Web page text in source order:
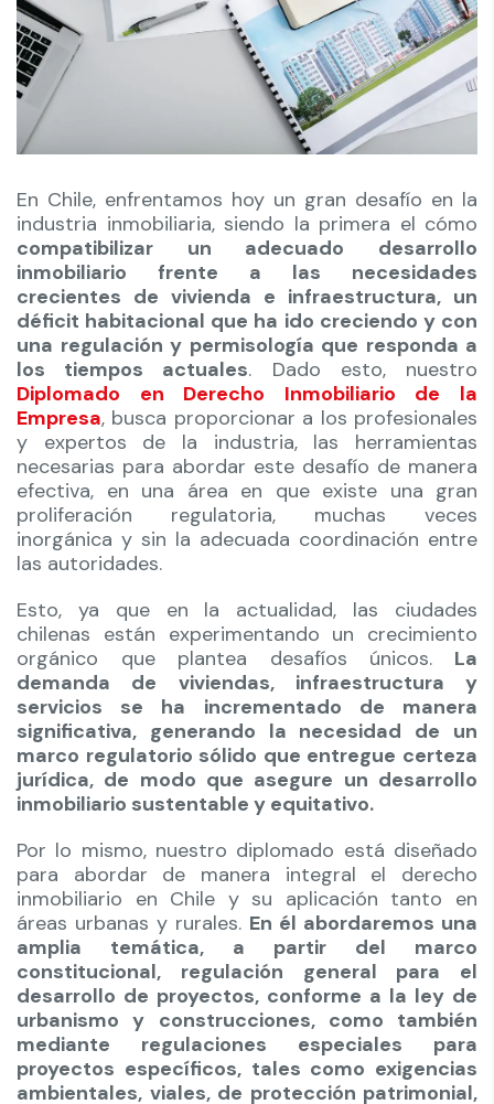
En Chile, enfrentamos hoy un gran desafío en la
industria inmobiliaria, siendo la primera el cómo
compatibilizar un adecuado desarrollo
inmobiliario frente a las necesidades
crecientes de vivienda e infraestructura, un
déficit habitacional que ha ido creciendo y con
una regulación y permisología que responda a
los tiempos actuales. Dado esto, nuestro
Diplomado en Derecho Inmobiliario de la
Empresa, busca proporcionar a los profesionales
y expertos de la industria, las herramientas
necesarias para abordar este desafío de manera
efectiva, en una área en que existe una gran
proliferación regulatoria, muchas veces
inorgánica y sin la adecuada coordinación entre
las autoridades.
Esto, ya que en la actualidad, las ciudades
chilenas están experimentando un crecimiento
orgánico que plantea desafíos únicos. La
demanda de viviendas, infraestructura y
servicios se ha incrementado de manera
significativa, generando la necesidad de un
marco regulatorio sólido que entregue certeza
jurídica, de modo que asegure un desarrollo
inmobiliario sustentable y equitativo.
Por lo mismo, nuestro diplomado está diseñado
para abordar de manera integral el derecho
inmobiliario en Chile y su aplicación tanto en
áreas urbanas y rurales. En él abordaremos una
amplia temática, a partir del marco
constitucional, regulación general para el
desarrollo de proyectos, conforme a la ley de
urbanismo y construcciones, como también
mediante regulaciones especiales para
proyectos específicos, tales como exigencias
ambientales, viales, de protección patrimonial,